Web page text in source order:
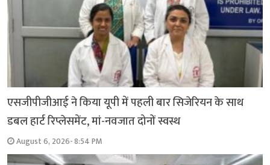
एसजीपीजीआई ने किया यूपी में पहली बार सिजेरियन के साथ
डबल हार्ट रिप्लेसमेंट, मां-नवजात दोनों स्वस्थ
August 6, 2026- 8:54 PM